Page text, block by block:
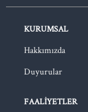
KURUMSAL
Hakkımızda
Duyurular
FAALIYETLER